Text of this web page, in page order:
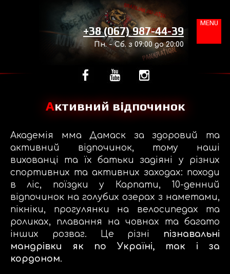
+38 (067) 987-44-39
Пн. - Сб. з 09:00 до 20:00
Активний відпочинок
Академія мма Дамаск за здоровий та
активний відпочинок, тому наші
вихованці та їх батьки задіяні у різних
спортивних та активних заходах: походи
в ліс, поїздки у Карпати, 10-денний
відпочинок на голубих озерах з наметами,
пікніки, прогулянки на велосипедах та
роликах, плавання на човнах та багато
інших розваг. Це різні
пізнавальні
мандрівки як по Україні, так і за
кордоном.
MENU